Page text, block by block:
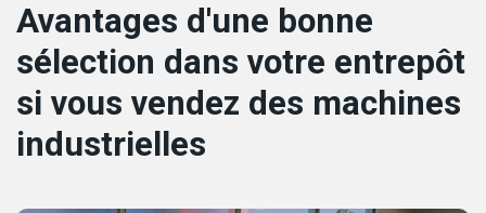
Avantages d'une bonne
sélection dans votre entrepôt
si vous vendez des machines
industrielles